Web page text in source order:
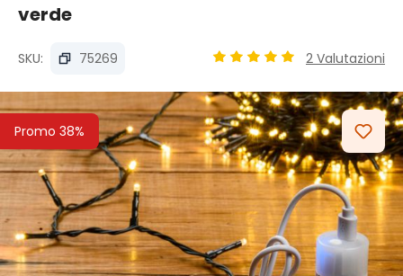
verde
SKU: 75269 2 Valutazioni
Promo 38%
Salta la galleria di immagini